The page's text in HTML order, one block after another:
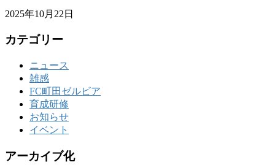
2025年10月22日
カテゴリー
ニュース
雑感
FC町田ゼルビア
育成研修
お知らせ
イベント
アーカイブ化